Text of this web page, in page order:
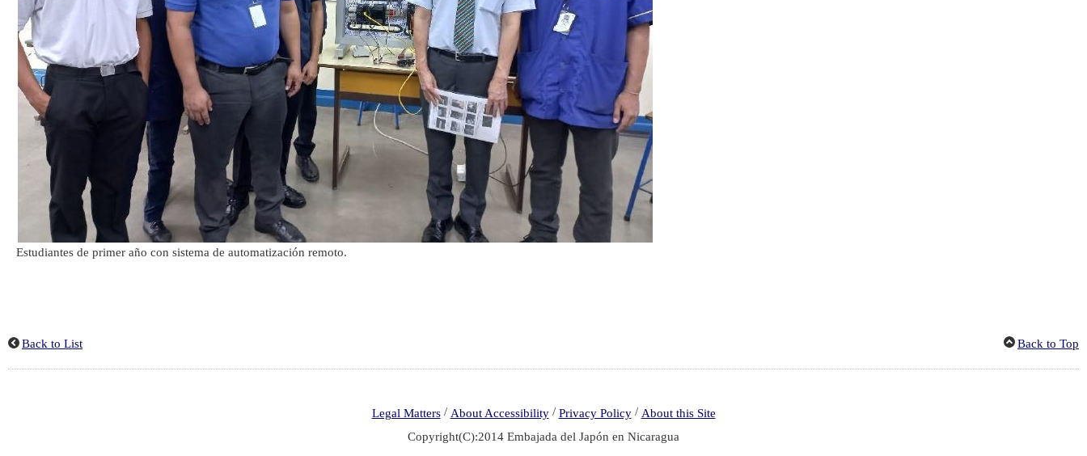
Estudiantes de primer año con sistema de automatización remoto.
Back to List Back to Top
Legal Matters / About Accessibility / Privacy Policy / About this Site
Copyright(C):2014 Embajada del Japón en Nicaragua